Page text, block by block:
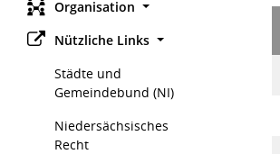
Organisation
Nützliche Links
Städte und
Gemeindebund (NI)
Niedersächsisches
Recht